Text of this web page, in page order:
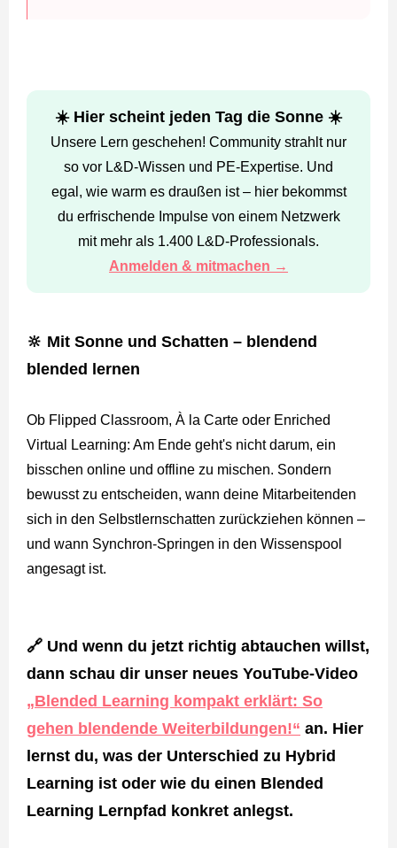
☀️ Hier scheint jeden Tag die Sonne ☀️
Unsere Lern geschehen! Community strahlt nur
so vor L&D-Wissen und PE-Expertise. Und
egal, wie warm es draußen ist – hier bekommst
du erfrischende Impulse von einem Netzwerk
mit mehr als 1.400 L&D-Professionals.
Anmelden & mitmachen →
🔆 Mit Sonne und Schatten – blendend
blended lernen
Ob Flipped Classroom, À la Carte oder Enriched
Virtual Learning: Am Ende geht's nicht darum, ein
bisschen online und offline zu mischen. Sondern
bewusst zu entscheiden, wann deine Mitarbeitenden
sich in den Selbstlernschatten zurückziehen können –
und wann Synchron-Springen in den Wissenspool
angesagt ist.
🔗 Und wenn du jetzt richtig abtauchen willst,
dann schau dir unser neues YouTube-Video
„Blended Learning kompakt erklärt: So
gehen blendende Weiterbildungen!“ an. Hier
lernst du, was der Unterschied zu Hybrid
Learning ist oder wie du einen Blended
Learning Lernpfad konkret anlegst.